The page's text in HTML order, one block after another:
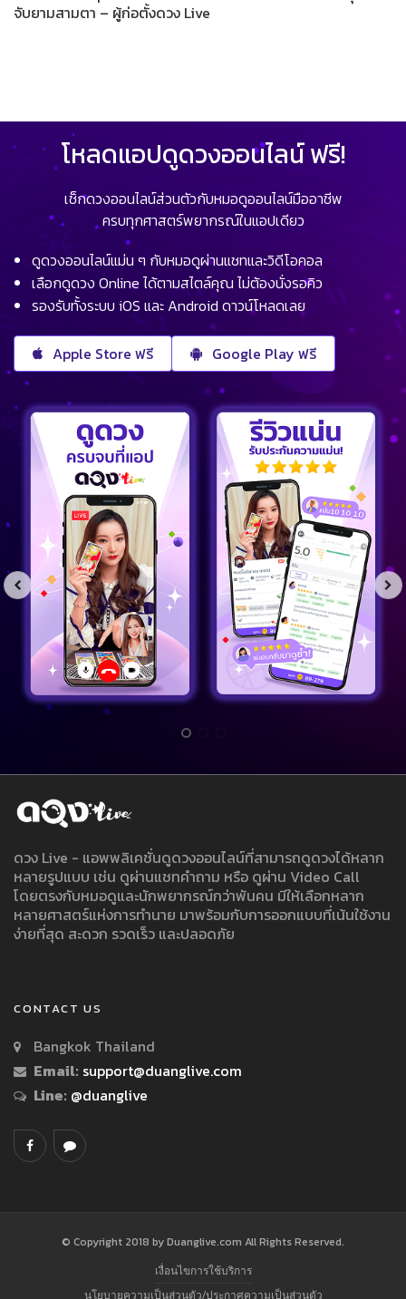
จับยามสามตา – ผู้ก่อตั้งดวง Live
โหลดแอปดูดวงออนไลน์ ฟรี!
เช็กดวงออนไลน์ส่วนตัวกับหมอดูออนไลน์มืออาชีพ
ครบทุกศาสตร์พยากรณ์ในแอปเดียว
ดูดวงออนไลน์แม่น ๆ กับหมอดูผ่านแชทและวิดีโอคอล
เลือกดูดวง Online ได้ตามสไตล์คุณ ไม่ต้องนั่งรอคิว
รองรับทั้งระบบ iOS และ Android ดาวน์โหลดเลย
Apple Store ฟรี Google Play ฟรี
ดวง Live - แอพพลิเคชั่นดูดวงออนไลน์ที่สามารถดูดวงได้หลาก
หลายรูปแบบ เช่น ดูผ่านแชทคำถาม หรือ ดูผ่าน Video Call
โดยตรงกับหมอดูและนักพยากรณ์กว่าพันคน มีให้เลือกหลาก
หลายศาสตร์แห่งการทำนาย มาพร้อมกับการออกแบบที่เน้นใช้งาน
ง่ายที่สุด สะดวก รวดเร็ว และปลอดภัย
CONTACT US
Bangkok Thailand
Email: support@duanglive.com
Line: @duanglive
© Copyright 2018 by Duanglive.com All Rights Reserved.
เงื่อนไขการใช้บริการ
นโยบายความเป็นส่วนตัว/ประกาศความเป็นส่วนตัว